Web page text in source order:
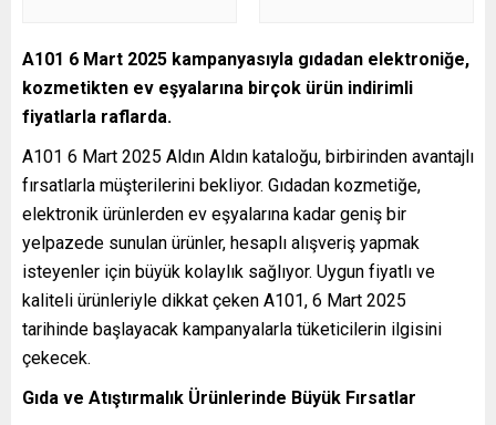
A101 6 Mart 2025 kampanyasıyla gıdadan elektroniğe,
kozmetikten ev eşyalarına birçok ürün indirimli
fiyatlarla raflarda.
A101 6 Mart 2025 Aldın Aldın kataloğu, birbirinden avantajlı
fırsatlarla müşterilerini bekliyor. Gıdadan kozmetiğe,
elektronik ürünlerden ev eşyalarına kadar geniş bir
yelpazede sunulan ürünler, hesaplı alışveriş yapmak
isteyenler için büyük kolaylık sağlıyor. Uygun fiyatlı ve
kaliteli ürünleriyle dikkat çeken A101, 6 Mart 2025
tarihinde başlayacak kampanyalarla tüketicilerin ilgisini
çekecek.
Gıda ve Atıştırmalık Ürünlerinde Büyük Fırsatlar